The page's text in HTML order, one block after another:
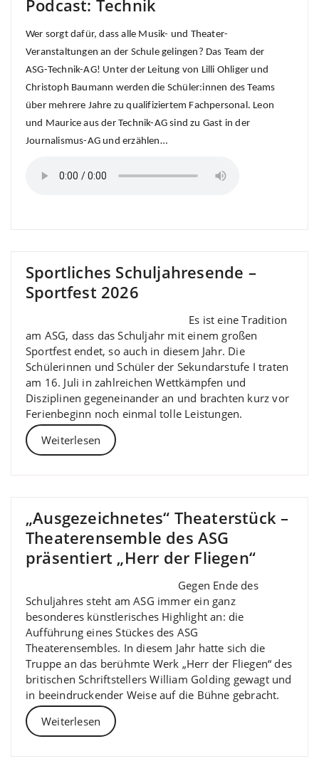
Podcast: Technik
Wer sorgt dafür, dass alle Musik- und Theater-
Veranstaltungen an der Schule gelingen? Das Team der
ASG-Technik-AG! Unter der Leitung von Lilli Ohliger und
Christoph Baumann werden die Schüler:innen des Teams
über mehrere Jahre zu qualifiziertem Fachpersonal. Leon
und Maurice aus der Technik-AG sind zu Gast in der
Journalismus-AG und erzählen…
Sportliches Schuljahresende –
Sportfest 2026
Es ist eine Tradition
am ASG, dass das Schuljahr mit einem großen
Sportfest endet, so auch in diesem Jahr. Die
Schülerinnen und Schüler der Sekundarstufe I traten
am 16. Juli in zahlreichen Wettkämpfen und
Disziplinen gegeneinander an und brachten kurz vor
Ferienbeginn noch einmal tolle Leistungen.
Weiterlesen
„Ausgezeichnetes“ Theaterstück –
Theaterensemble des ASG
präsentiert „Herr der Fliegen“
Gegen Ende des
Schuljahres steht am ASG immer ein ganz
besonderes künstlerisches Highlight an: die
Aufführung eines Stückes des ASG
Theaterensembles. In diesem Jahr hatte sich die
Truppe an das berühmte Werk „Herr der Fliegen“ des
britischen Schriftstellers William Golding gewagt und
in beeindruckender Weise auf die Bühne gebracht.
Weiterlesen